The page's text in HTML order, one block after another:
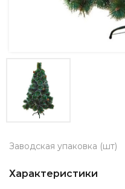
Заводская упаковка (шт)
Характеристики